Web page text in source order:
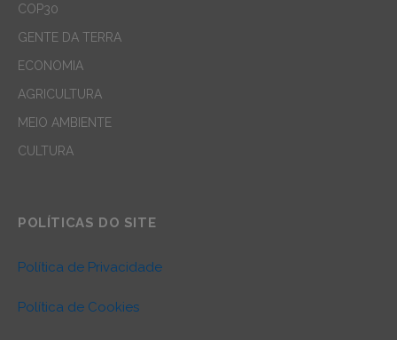
COP30
GENTE DA TERRA
ECONOMIA
AGRICULTURA
MEIO AMBIENTE
CULTURA
POLÍTICAS DO SITE
Política de Privacidade
Política de Cookies